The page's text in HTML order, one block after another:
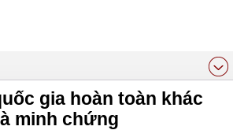
gia hoàn toàn khác
minh chứng